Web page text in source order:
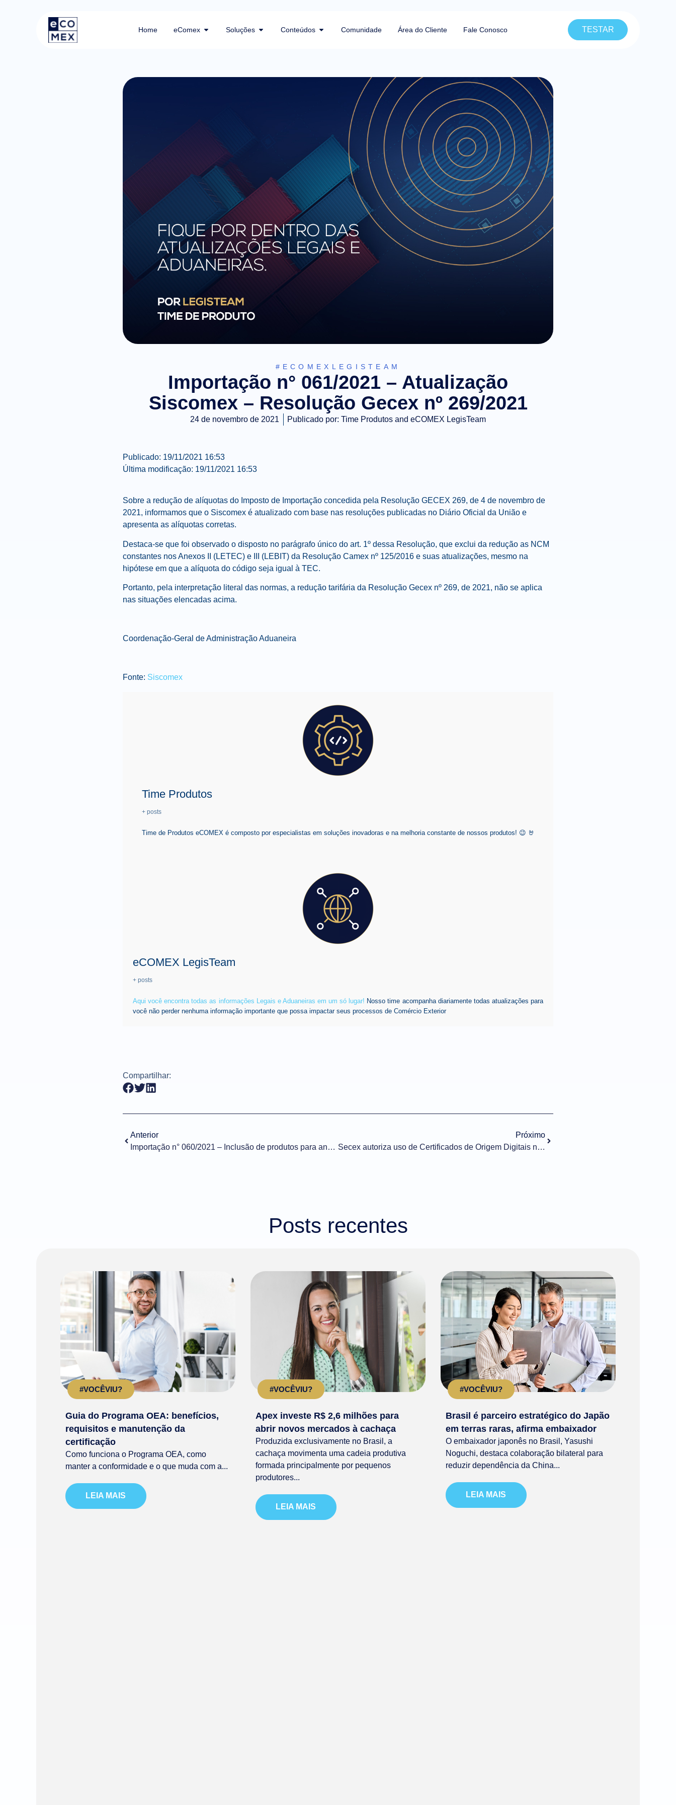
Home eComex Soluções Conteúdos Comunidade Área do Cliente Fale Conosco TESTAR
#ECOMEXLEGISTEAM
Importação n° 061/2021 – Atualização
Siscomex – Resolução Gecex nº 269/2021
24 de novembro de 2021 Publicado por: Time Produtos and eCOMEX LegisTeam
Publicado: 19/11/2021 16:53
Última modificação: 19/11/2021 16:53
Sobre a redução de alíquotas do Imposto de Importação concedida pela Resolução GECEX 269, de 4 de novembro de
2021, informamos que o Siscomex é atualizado com base nas resoluções publicadas no Diário Oficial da União e
apresenta as alíquotas corretas.
Destaca-se que foi observado o disposto no parágrafo único do art. 1º dessa Resolução, que exclui da redução as NCM
constantes nos Anexos II (LETEC) e III (LEBIT) da Resolução Camex nº 125/2016 e suas atualizações, mesmo na
hipótese em que a alíquota do código seja igual à TEC.
Portanto, pela interpretação literal das normas, a redução tarifária da Resolução Gecex nº 269, de 2021, não se aplica
nas situações elencadas acima.
Coordenação-Geral de Administração Aduaneira
Fonte: Siscomex
Time Produtos
+ posts
Time de Produtos eCOMEX é composto por especialistas em soluções inovadoras e na melhoria constante de nossos produtos! 😉 🤘
eCOMEX LegisTeam
+ posts
Aqui você encontra todas as informações Legais e Aduaneiras em um só lugar! Nosso time acompanha diariamente todas atualizações para
você não perder nenhuma informação importante que possa impactar seus processos de Comércio Exterior
Compartilhar:
Anterior
Importação n° 060/2021 – Inclusão de produtos para anuência do Ministério da Defesa
Próximo
Secex autoriza uso de Certificados de Origem Digitais no comércio entre Brasil e Colômbia
Posts recentes
#VOCÊVIU?
Guia do Programa OEA: benefícios,
requisitos e manutenção da
certificação
Como funciona o Programa OEA, como
manter a conformidade e o que muda com a...
LEIA MAIS
#VOCÊVIU?
Apex investe R$ 2,6 milhões para
abrir novos mercados à cachaça
Produzida exclusivamente no Brasil, a
cachaça movimenta uma cadeia produtiva
formada principalmente por pequenos
produtores...
LEIA MAIS
#VOCÊVIU?
Brasil é parceiro estratégico do Japão
em terras raras, afirma embaixador
O embaixador japonês no Brasil, Yasushi
Noguchi, destaca colaboração bilateral para
reduzir dependência da China...
LEIA MAIS